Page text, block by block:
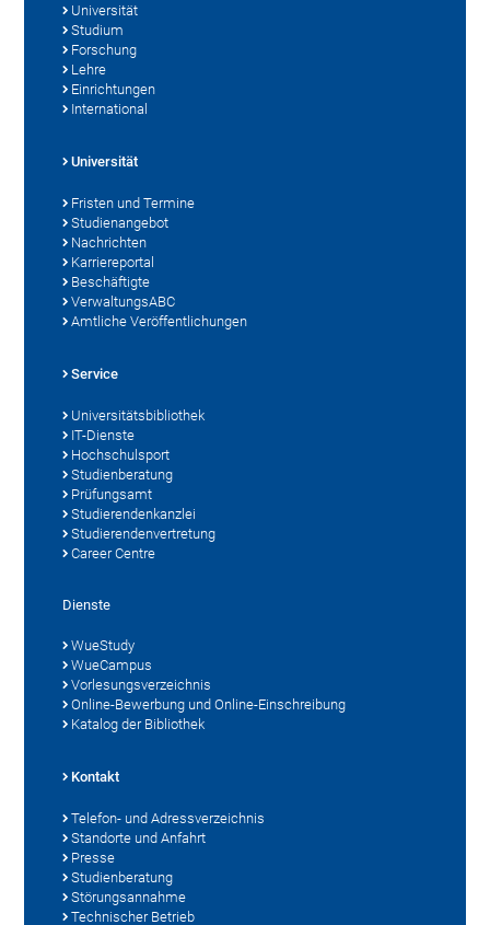
Universität
Studium
Forschung
Lehre
Einrichtungen
International
Universität
Fristen und Termine
Studienangebot
Nachrichten
Karriereportal
Beschäftigte
VerwaltungsABC
Amtliche Veröffentlichungen
Service
Universitätsbibliothek
IT-Dienste
Hochschulsport
Studienberatung
Prüfungsamt
Studierendenkanzlei
Studierendenvertretung
Career Centre
Dienste
WueStudy
WueCampus
Vorlesungsverzeichnis
Online-Bewerbung und Online-Einschreibung
Katalog der Bibliothek
Kontakt
Telefon- und Adressverzeichnis
Standorte und Anfahrt
Presse
Studienberatung
Störungsannahme
Technischer Betrieb